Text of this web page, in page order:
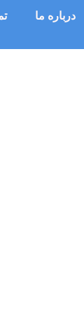
درباره ما